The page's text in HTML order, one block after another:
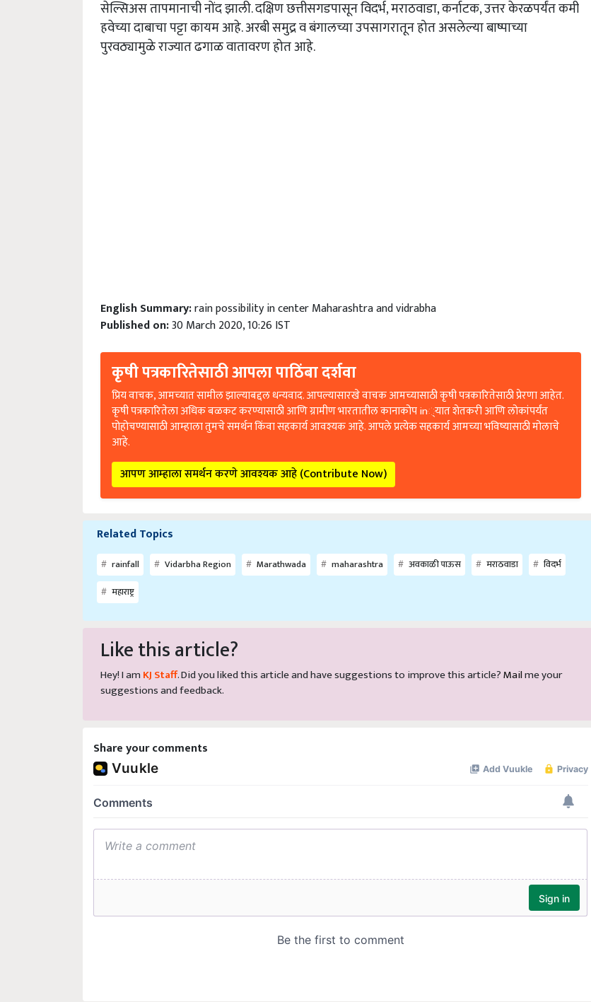
सेल्सिअस तापमानाची नोंद झाली. दक्षिण छत्तीसगडपासून विदर्भ, मराठवाडा, कर्नाटक, उत्तर केरळपर्यंत कमी
हवेच्या दाबाचा पट्टा कायम आहे. अरबी समुद्र व बंगालच्या उपसागरातून होत असलेल्या बाष्पाच्या
पुरवठ्यामुळे राज्यात ढगाळ वातावरण होत आहे.
English Summary:rain possibility in center Maharashtra and vidrabha
Published on:30 March 2020, 10:26 IST
कृषी पत्रकारितेसाठी आपला पाठिंबा दर्शवा
प्रिय वाचक, आमच्यात सामील झाल्याबद्दल धन्यवाद. आपल्यासारखे वाचक आमच्यासाठी कृषी पत्रकारितेसाठी प्रेरणा आहेत.
कृषी पत्रकारितेला अधिक बळकट करण्यासाठी आणि ग्रामीण भारतातील कानाकोप in्यात शेतकरी आणि लोकांपर्यंत
पोहोचण्यासाठी आम्हाला तुमचे समर्थन किंवा सहकार्य आवश्यक आहे. आपले प्रत्येक सहकार्य आमच्या भविष्यासाठी मोलाचे
आहे.
आपण आम्हाला समर्थन करणे आवश्यक आहे (Contribute Now)
Related Topics
rainfall Vidarbha Region Marathwada maharashtra अवकाळी पाऊस मराठवाडा
विदर्भ
महाराष्ट्र
Like this article?
Hey! I am KJ Staff. Did you liked this article and have suggestions to improve this article?Mailme your
suggestions and feedback.
Share your comments